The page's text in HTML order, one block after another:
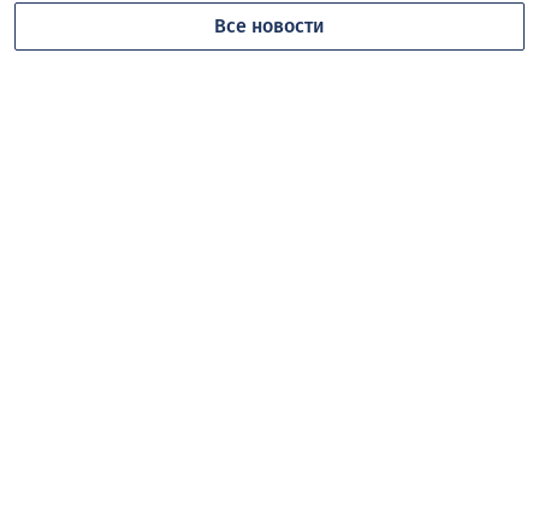
Все новости